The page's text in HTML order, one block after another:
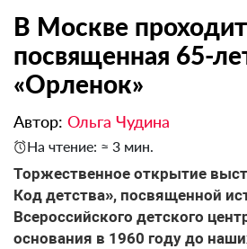
В Москве
посвященная 65-
«Орленок»
Автор: Ольга Чудина
На чтение: ≈ 3 мин.
Торжественное открытие
Код детства», посвященной
Всероссийского детского
основания в 1960 году до